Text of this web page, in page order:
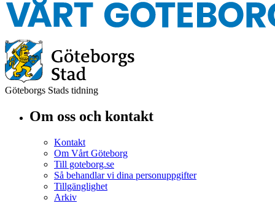
Göteborgs Stads tidning
Om oss och kontakt
Kontakt
Om Vårt Göteborg
Till goteborg.se
Så behandlar vi dina personuppgifter
Tillgänglighet
Arkiv